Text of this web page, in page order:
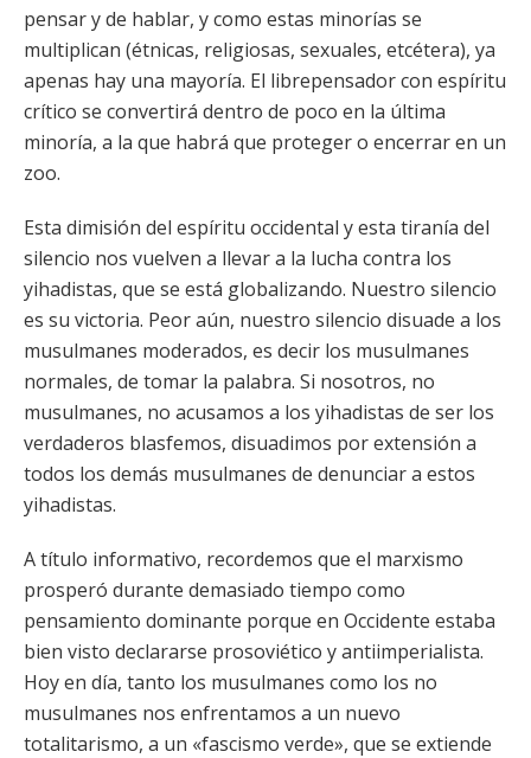
pensar y de hablar, y como estas minorías se
multiplican (étnicas, religiosas, sexuales, etcétera), ya
apenas hay una mayoría. El librepensador con espíritu
crítico se convertirá dentro de poco en la última
minoría, a la que habrá que proteger o encerrar en un
zoo.
Esta dimisión del espíritu occidental y esta tiranía del
silencio nos vuelven a llevar a la lucha contra los
yihadistas, que se está globalizando. Nuestro silencio
es su victoria. Peor aún, nuestro silencio disuade a los
musulmanes moderados, es decir los musulmanes
normales, de tomar la palabra. Si nosotros, no
musulmanes, no acusamos a los yihadistas de ser los
verdaderos blasfemos, disuadimos por extensión a
todos los demás musulmanes de denunciar a estos
yihadistas.
A título informativo, recordemos que el marxismo
prosperó durante demasiado tiempo como
pensamiento dominante porque en Occidente estaba
bien visto declararse prosoviético y antiimperialista.
Hoy en día, tanto los musulmanes como los no
musulmanes nos enfrentamos a un nuevo
totalitarismo, a un «fascismo verde», que se extiende